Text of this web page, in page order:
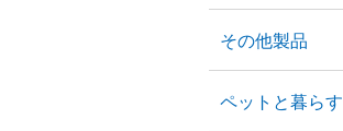
その他製品
ペットと暮らす